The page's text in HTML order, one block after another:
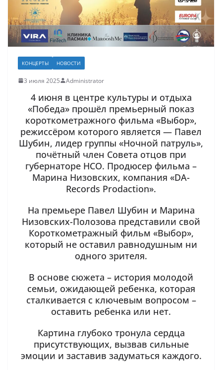
КОНЦЕРТЫ НОВОСТИ
3 июля 2025 Administrator
4 июня в центре культуры и отдыха
«Победа» прошёл премьерный показ
короткометражного фильма «Выбор»,
режиссёром которого является — Павел
Шубин, лидер группы «Ночной патруль»,
почётный член Совета отцов при
губернаторе НСО. Продюсер фильма –
Марина Низовских, компания «DA-
Records Prodaction».
На премьере Павел Шубин и Марина
Низовских-Полозова представили свой
Короткометражный фильм «Выбор»,
который не оставил равнодушным ни
одного зрителя.
В основе сюжета – история молодой
семьи, ожидающей ребенка, которая
сталкивается с ключевым вопросом –
оставить ребенка или нет.
Картина глубоко тронула сердца
присутствующих, вызвав сильные
эмоции и заставив задуматься каждого.